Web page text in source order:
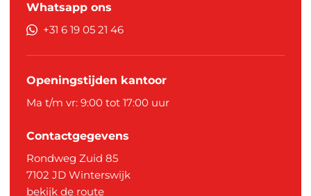
Whatsapp ons
+31 6 19 05 21 46
Openingstijden kantoor
Ma t/m vr: 9:00 tot 17:00 uur
Contactgegevens
Rondweg Zuid 85
7102 JD Winterswijk
bekijk de route